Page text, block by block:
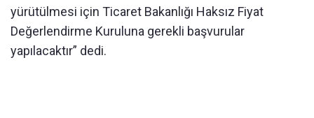
yürütülmesi için Ticaret Bakanlığı Haksız Fiyat
Değerlendirme Kuruluna gerekli başvurular
yapılacaktır” dedi.